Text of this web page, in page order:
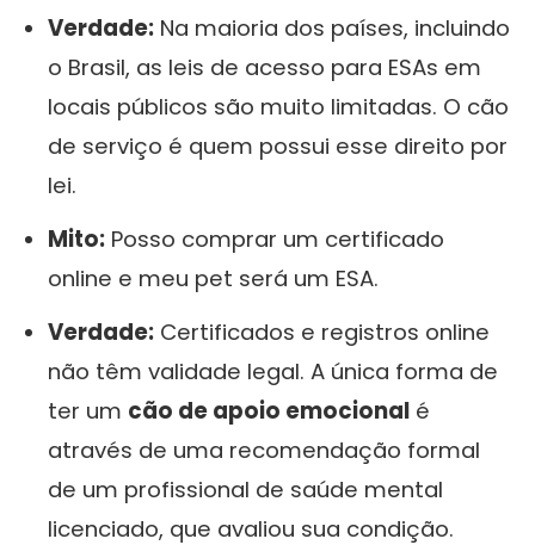
Verdade: Na maioria dos países, incluindo
o Brasil, as leis de acesso para ESAs em
locais públicos são muito limitadas. O cão
de serviço é quem possui esse direito por
lei.
Mito: Posso comprar um certificado
online e meu pet será um ESA.
Verdade: Certificados e registros online
não têm validade legal. A única forma de
ter um cão de apoio emocional é
através de uma recomendação formal
de um profissional de saúde mental
licenciado, que avaliou sua condição.